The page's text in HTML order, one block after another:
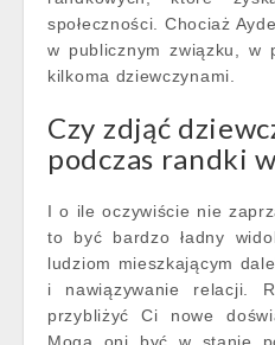
społeczności. Chociaż
w publicznym związku, w
kilkoma dziewczynami.
Czy zdjąć
podczas randki
I o ile oczywiście nie
to być bardzo ładny
ludziom mieszkającym
i nawiązywanie relacji.
przybliżyć Ci nowe